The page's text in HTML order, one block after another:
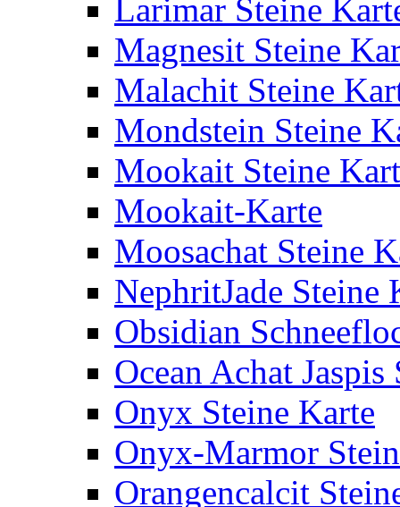
Larimar Steine
Magnesit Steine
Malachit Steine
Mondstein Steine
Mookait Steine
Mookait-Karte
Moosachat Steine
NephritJade Steine
Obsidian
Ocean Achat
Onyx Steine Karte
Onyx-Marmor
Orangencalcit